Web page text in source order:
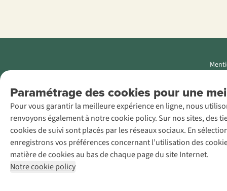
Paramétrage des cookies pour une
Pour vous garantir la meilleure expérience en ligne, nous
renvoyons également à notre cookie policy. Sur nos sites, des
cookies de suivi sont placés par les réseaux sociaux. En
enregistrons vos préférences concernant l’utilisation des
matière de cookies au bas de chaque page du site Internet.
Notre cookie policy
AS Adventure
Luxemburg SA,
Boulevard F.W.
Raiffeisen 25, L-
2411
Luxembourg
+32 (0)3 828
30 15